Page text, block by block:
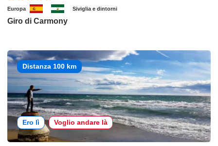
Europa Siviglia e dintorni
Giro di Carmony
Distanza 100 km
Ero lì Voglio andare là